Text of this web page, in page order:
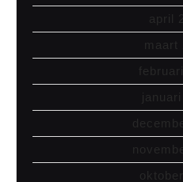
april
maart